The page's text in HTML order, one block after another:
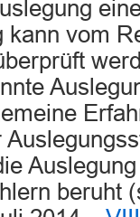
kann vom
beruht